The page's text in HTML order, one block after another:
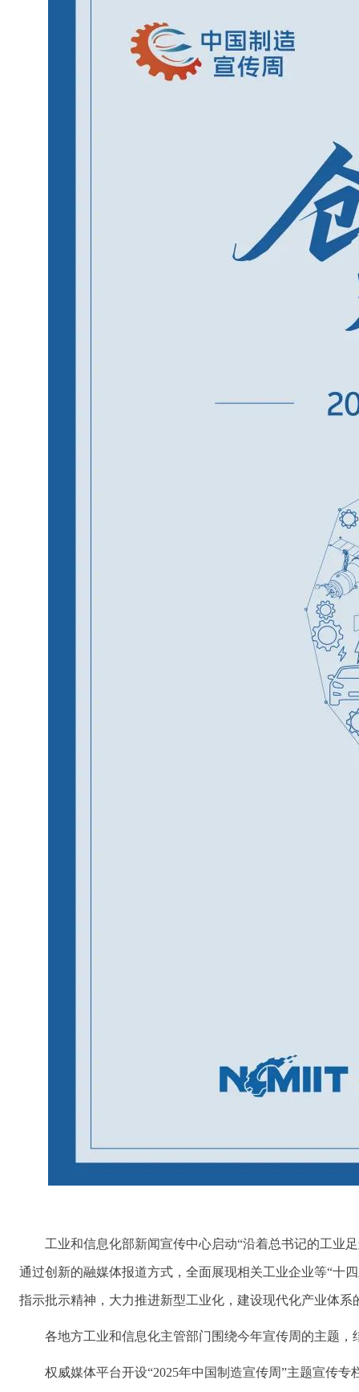
工业和信息化部新闻宣传中心启动“沿着总书记的工业
通过创新的融媒体报道方式，全面展现相关工业企业等“十
指示批示精神，大力推进新型工业化，建设现代化产业体系
各地方工业和信息化主管部门围绕今年宣传周的主题
权威媒体平台开设“2025年中国制造宣传周”主题宣传